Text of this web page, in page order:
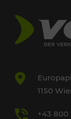
1150
+43 800